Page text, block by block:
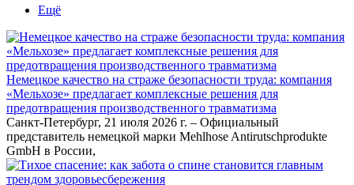
Ещё
Немецкое качество на страже безопасности труда: компания
«Мельхозе» предлагает комплексные решения для
предотвращения производственного травматизма
Санкт-Петербург, 21 июля 2026 г. – Официальный
представитель немецкой марки Mehlhose Antirutschprodukte
GmbH в России,